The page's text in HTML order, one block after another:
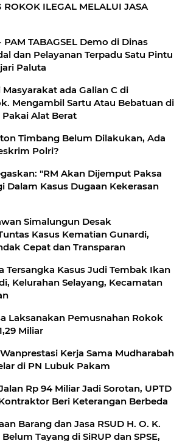
ROKOK ILEGAL MELALUI JASA
TABAGSEL Demo di Dinas
dan Pelayanan Terpadu Satu Pintu
Paluta
ada Galian C di
Mengambil Sartu Atau Bebatuan di
Alat Berat
Timbang Belum Dilakukan, Ada
Polri?
"RM Akan Dijemput Paksa
Dalam Kasus Dugaan Kekerasan
Simalungun Desak
Kasus Kematian Gunardi,
Cepat dan Transparan
Tersangka Kasus Judi Tembak Ikan
Kelurahan Selayang, Kecamatan
Laksanakan Pemusnahan Rokok
Miliar
Kerja Sama Mudharabah
di PN Lubuk Pakam
Rp 94 Miliar Jadi Sorotan, UPTD
Beri Keterangan Berbeda
Barang dan Jasa RSUD H. O. K.
Tayang di SiRUP dan SPSE,